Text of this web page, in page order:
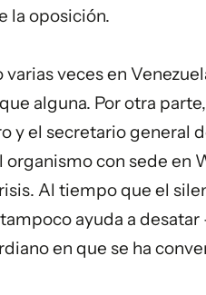
la oposición.
veces en
alguna. Por otra
y el secretario general
con sede en
Al tiempo que el
ayuda a
en que se ha